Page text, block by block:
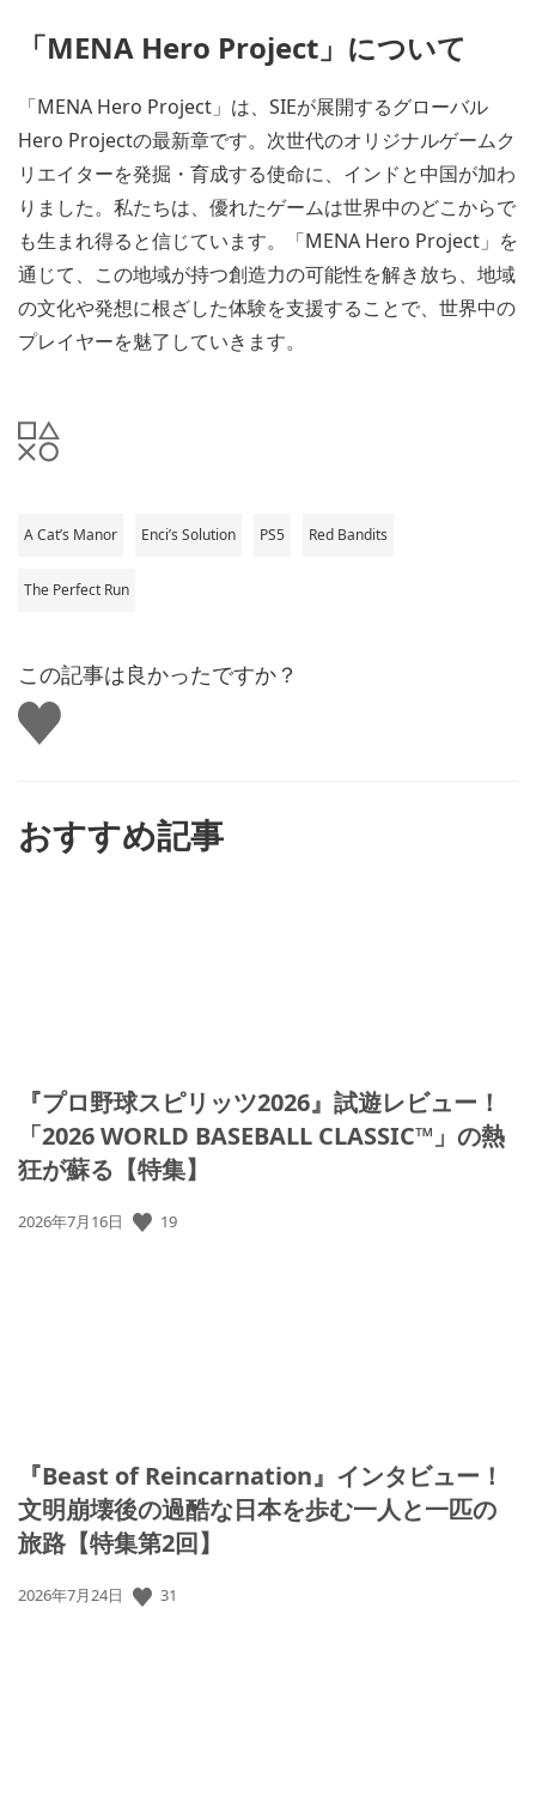
「MENA Hero Project」について
「MENA Hero Project」は、SIEが展開するグローバル
Hero Projectの最新章です。次世代のオリジナルゲームク
リエイターを発掘・育成する使命に、インドと中国が加わ
りました。私たちは、優れたゲームは世界中のどこからで
も生まれ得ると信じています。「MENA Hero Project」を
通じて、この地域が持つ創造力の可能性を解き放ち、地域
の文化や発想に根ざした体験を支援することで、世界中の
プレイヤーを魅了していきます。
A Cat’s Manor Enci’s Solution PS5 Red Bandits
The Perfect Run
この記事は良かったですか？
い
い
おすすめ記事
『プロ野球スピリッツ2026』試遊レビュー！
「2026 WORLD BASEBALL CLASSIC™」の熱
狂が蘇る【特集】
公
2026年7月16日 19
『Beast of Reincarnation』インタビュー！
文明崩壊後の過酷な日本を歩む一人と一匹の
旅路【特集第2回】
公
2026年7月24日 31